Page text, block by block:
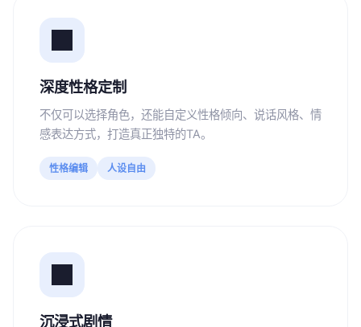
深度性格定制
不仅可以选择角色，还能自定义性格倾向、说话风格、情
感表达方式，打造真正独特的TA。
性格编辑 人设自由
沉浸式剧情